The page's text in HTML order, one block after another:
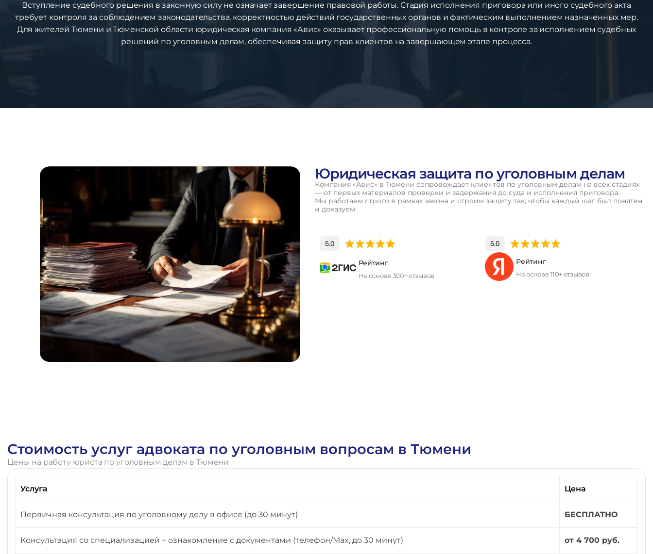
Вступление судебного решения в законную силу не означает завершение правовой работы. Стадия исполнения приговора или иного судебного акта
требует контроля за соблюдением законодательства, корректностью действий государственных органов и фактическим выполнением назначенных мер.
Для жителей Тюмени и Тюменской области юридическая компания «Авис» оказывает профессиональную помощь в контроле за исполнением судебных
решений по уголовным делам, обеспечивая защиту прав клиентов на завершающем этапе процесса.
1%
ВЫИГРАННЫХ
ДЕЛ
Юридическая защита по уголовным делам
Компания «Авис» в Тюмени сопровождает клиентов по уголовным делам на всех стадиях
— от первых материалов проверки и задержания до суда и исполнения приговора.
Мы работаем строго в рамках закона и строим защиту так, чтобы каждый шаг был понятен
и доказуем.
Рейтинг
На основе 300+ отзывов
Рейтинг
На основе 110+ отзывов
Стоимость услуг адвоката по уголовным вопросам в Тюмени
Цены на работу юриста по уголовным делам в Тюмени
Услуга Цена
Первичная консультация по уголовному делу в офисе (до 30 минут) БЕСПЛАТНО
Консультация со специализацией + ознакомление с документами (телефон/Max, до 30 минут) от 4 700 руб.